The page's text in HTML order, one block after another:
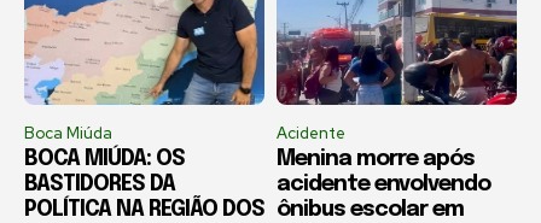
Boca Miúda
BOCA MIÚDA: OS
BASTIDORES DA
POLÍTICA NA REGIÃO DOS
Acidente
Menina morre após
acidente envolvendo
ônibus escolar em